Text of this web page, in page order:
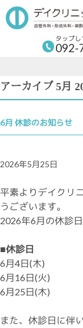
to
main
content
to
primary
sidebar
タップし
092-
アーカイブ 5月
6月 休診のお知らせ
2026年5月25日
平素よりデイクリ
うございます。
2026年6月の休診
■休診日
6月4日(木)
6月16日(火)
6月25日(木)
また、休診日に伴